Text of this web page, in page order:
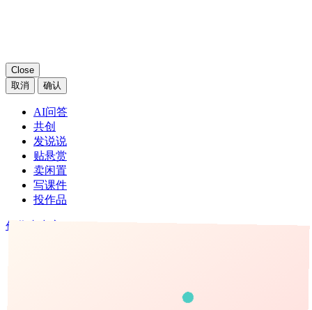
Close
取消
确认
AI问答
共创
发说说
贴悬赏
卖闲置
写课件
投作品
创作者中心